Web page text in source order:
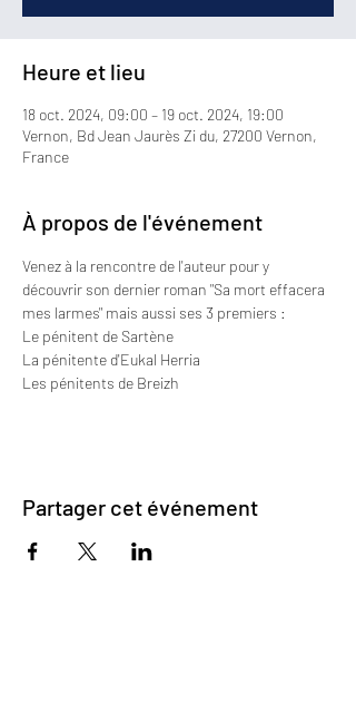
Heure et lieu
18 oct. 2024, 09:00 – 19 oct. 2024, 19:00
Vernon, Bd Jean Jaurès Zi du, 27200 Vernon,
France
À propos de l'événement
Venez à la rencontre de l'auteur pour y
découvrir son dernier roman "Sa mort effacera
mes larmes" mais aussi ses 3 premiers :
Le pénitent de Sartène
La pénitente d'Eukal Herria
Les pénitents de Breizh
Partager cet événement